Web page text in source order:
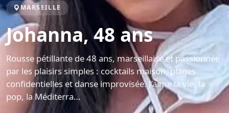
MARSEILLE
Johanna, 48 ans
Rousse pétillante de 48 ans, marseillaise et passionnée
par les plaisirs simples : cocktails maison, plages
confidentielles et danse improvisée. J’aime la vie, la
pop, la Méditerra…